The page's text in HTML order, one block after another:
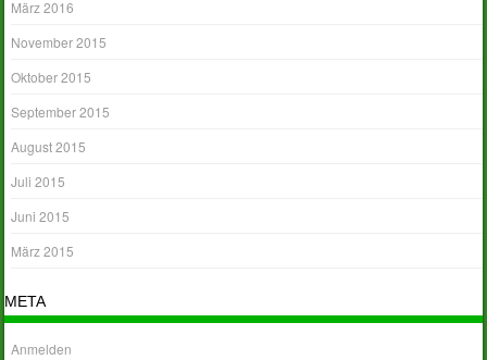
März 2016
November 2015
Oktober 2015
September 2015
August 2015
Juli 2015
Juni 2015
März 2015
META
Anmelden